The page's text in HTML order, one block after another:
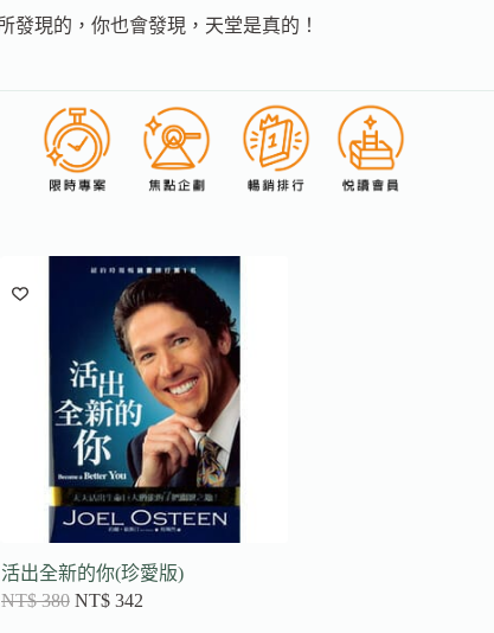
現的，你也會發現，天堂是真的！
活出全新的你(珍愛版)
NT$380 NT$342